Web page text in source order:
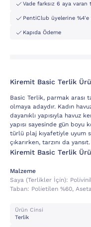
Vade farksız 6 aya varan
PentiClub üyelerine %4'e
Kapıda Ödeme
Kiremit Basic Terlik
Basic Terlik, parmak arası
olmaya adaydır. Kadın
dayanıklı yapısıyla havuz
yapısı sayesinde gün boyu
türlü plaj kıyafetiyle uyum
çıkarırken, tarzını da
Kiremit Basic Terlik
Malzeme
Saya (terli̇kler İçi̇n):
Taban: Poli̇eti̇len %60,
Ürün Cinsi
Terlik